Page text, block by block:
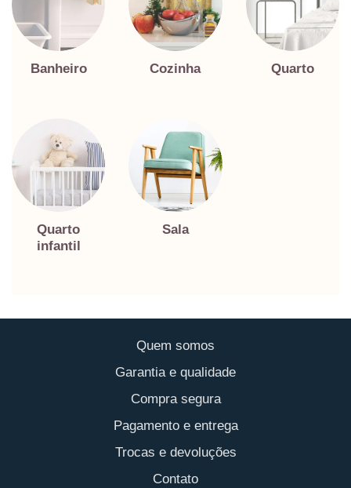
Banheiro Cozinha Quarto
Quarto
infantil
Sala
Quem somos
Garantia e qualidade
Compra segura
Pagamento e entrega
Trocas e devoluções
Contato